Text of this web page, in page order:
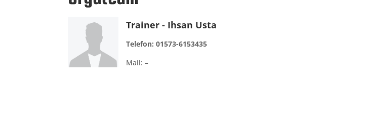
Trainer - Ihsan Usta
Telefon:01573-6153435
Mail: –